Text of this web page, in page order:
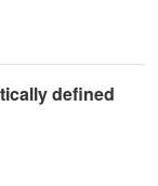
defined